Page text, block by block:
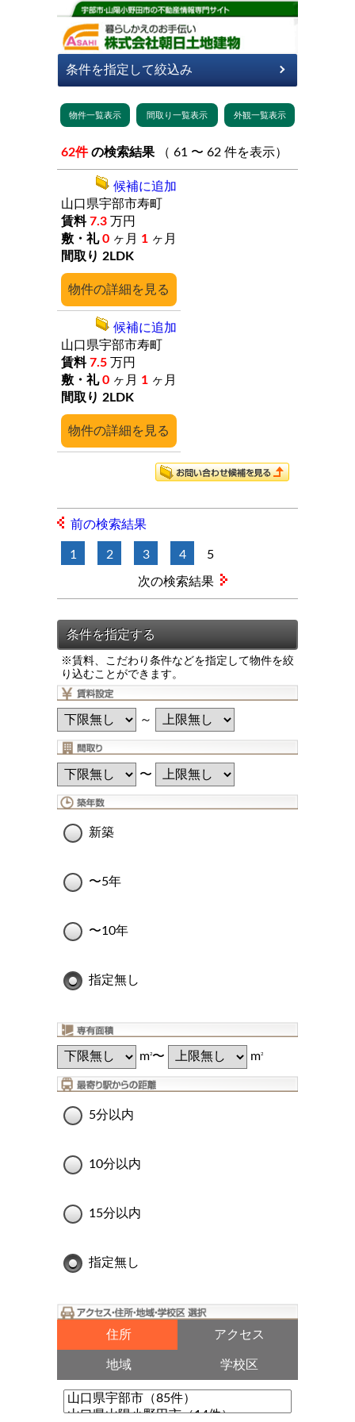
62件 の検索結果 （ 61 〜 62 件を表示）
詳細
山口県宇部市寿町
7.3 万円
0 ヶ月 1 ヶ月
2LDK
候補に追加
詳細
山口県宇部市寿町
7.5 万円
0 ヶ月 1 ヶ月
2LDK
候補に追加
前の検索結果
1 2 3 4 5
※賃料、こだわり条件などを指定して物件を絞
り込むことができます。
～
〜
新築
〜5年
〜10年
指定無し
m2〜 m2
5分以内
10分以内
15分以内
指定無し
住所 アクセス
地域 学校区